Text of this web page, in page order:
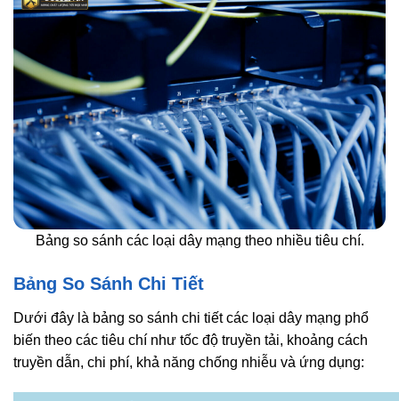
Bảng so sánh các loại dây mạng theo nhiều tiêu chí.
Bảng So Sánh Chi Tiết
Dưới đây là bảng so sánh chi tiết các loại dây mạng phổ
biến theo các tiêu chí như tốc độ truyền tải, khoảng cách
truyền dẫn, chi phí, khả năng chống nhiễu và ứng dụng: